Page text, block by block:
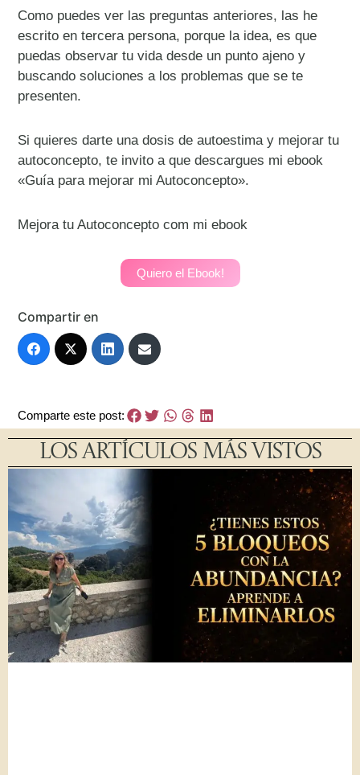
Como puedes ver las preguntas anteriores, las he
escrito en tercera persona, porque la idea, es que
puedas observar tu vida desde un punto ajeno y
buscando soluciones a los problemas que se te
presenten.
Si quieres darte una dosis de autoestima y mejorar tu
autoconcepto, te invito a que descargues mi ebook
«Guía para mejorar mi Autoconcepto».
Mejora tu Autoconcepto com mi ebook
Quiero el Ebook!
Compartir en
Comparte este post:
LOS ARTÍCULOS MÁS VISTOS